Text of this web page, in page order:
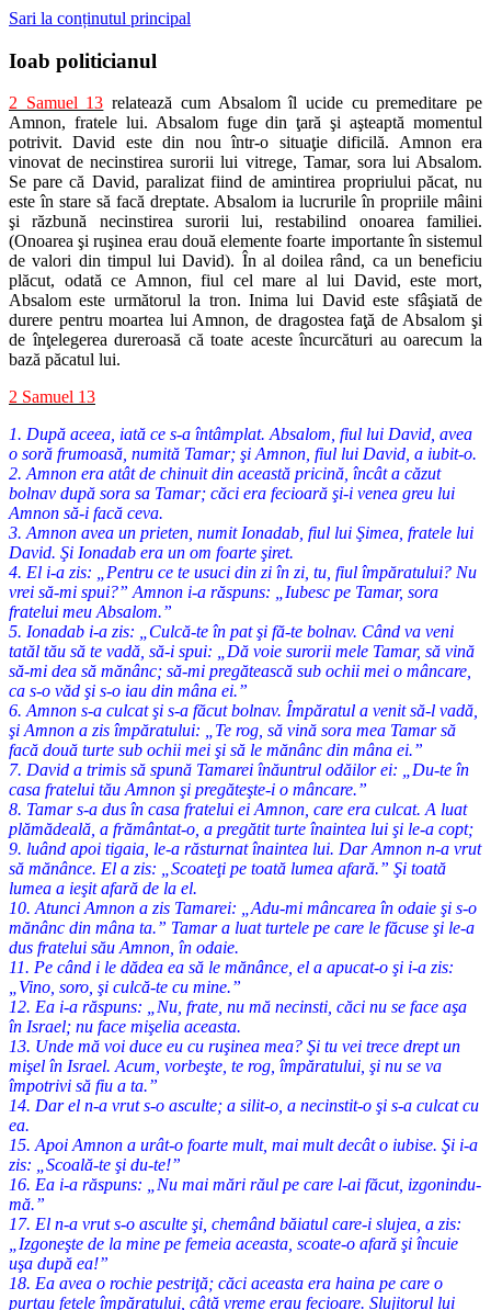
Sari la conținutul principal
Ioab politicianul
2 Samuel 13 relatează cum Absalom îl ucide cu premeditare pe
Amnon, fratele lui. Absalom fuge din ţară şi aşteaptă momentul
potrivit. David este din nou într-o situaţie dificilă. Amnon era
vinovat de necinstirea surorii lui vitrege, Tamar, sora lui Absalom.
Se pare că David, paralizat fiind de amintirea propriului păcat, nu
este în stare să facă dreptate. Absalom ia lucrurile în propriile mâini
şi răzbună necinstirea surorii lui, restabilind onoarea familiei.
(Onoarea şi ruşinea erau două elemente foarte importante în sistemul
de valori din timpul lui David). În al doilea rând, ca un beneficiu
plăcut, odată ce Amnon, fiul cel mare al lui David, este mort,
Absalom este următorul la tron. Inima lui David este sfâşiată de
durere pentru moartea lui Amnon, de dragostea faţă de Absalom şi
de înţelegerea dureroasă că toate aceste încurcături au oarecum la
bază păcatul lui.
2 Samuel 13
1. După aceea, iată ce s-a întâmplat. Absalom, fiul lui David, avea
o soră frumoasă, numită Tamar; şi Amnon, fiul lui David, a iubit-o.
2. Amnon era atât de chinuit din această pricină, încât a căzut
bolnav după sora sa Tamar; căci era fecioară şi-i venea greu lui
Amnon să-i facă ceva.
3. Amnon avea un prieten, numit Ionadab, fiul lui Şimea, fratele lui
David. Şi Ionadab era un om foarte şiret.
4. El i-a zis: „Pentru ce te usuci din zi în zi, tu, fiul împăratului? Nu
vrei să-mi spui?” Amnon i-a răspuns: „Iubesc pe Tamar, sora
fratelui meu Absalom.”
5. Ionadab i-a zis: „Culcă-te în pat şi fă-te bolnav. Când va veni
tatăl tău să te vadă, să-i spui: „Dă voie surorii mele Tamar, să vină
să-mi dea să mănânc; să-mi pregătească sub ochii mei o mâncare,
ca s-o văd şi s-o iau din mâna ei.”
6. Amnon s-a culcat şi s-a făcut bolnav. Împăratul a venit să-l vadă,
şi Amnon a zis împăratului: „Te rog, să vină sora mea Tamar să
facă două turte sub ochii mei şi să le mănânc din mâna ei.”
7. David a trimis să spună Tamarei înăuntrul odăilor ei: „Du-te în
casa fratelui tău Amnon şi pregăteşte-i o mâncare.”
8. Tamar s-a dus în casa fratelui ei Amnon, care era culcat. A luat
plămădeală, a frământat-o, a pregătit turte înaintea lui şi le-a copt;
9. luând apoi tigaia, le-a răsturnat înaintea lui. Dar Amnon n-a vrut
să mănânce. El a zis: „Scoateţi pe toată lumea afară.” Şi toată
lumea a ieşit afară de la el.
10. Atunci Amnon a zis Tamarei: „Adu-mi mâncarea în odaie şi s-o
mănânc din mâna ta.” Tamar a luat turtele pe care le făcuse şi le-a
dus fratelui său Amnon, în odaie.
11. Pe când i le dădea ea să le mănânce, el a apucat-o şi i-a zis:
„Vino, soro, şi culcă-te cu mine.”
12. Ea i-a răspuns: „Nu, frate, nu mă necinsti, căci nu se face aşa
în Israel; nu face mişelia aceasta.
13. Unde mă voi duce eu cu ruşinea mea? Şi tu vei trece drept un
mişel în Israel. Acum, vorbeşte, te rog, împăratului, şi nu se va
împotrivi să fiu a ta.”
14. Dar el n-a vrut s-o asculte; a silit-o, a necinstit-o şi s-a culcat cu
ea.
15. Apoi Amnon a urât-o foarte mult, mai mult decât o iubise. Şi i-a
zis: „Scoală-te şi du-te!”
16. Ea i-a răspuns: „Nu mai mări răul pe care l-ai făcut, izgonindu-
mă.”
17. El n-a vrut s-o asculte şi, chemând băiatul care-i slujea, a zis:
„Izgoneşte de la mine pe femeia aceasta, scoate-o afară şi încuie
uşa după ea!”
18. Ea avea o rochie pestriţă; căci aceasta era haina pe care o
purtau fetele împăratului, câtă vreme erau fecioare. Slujitorul lui